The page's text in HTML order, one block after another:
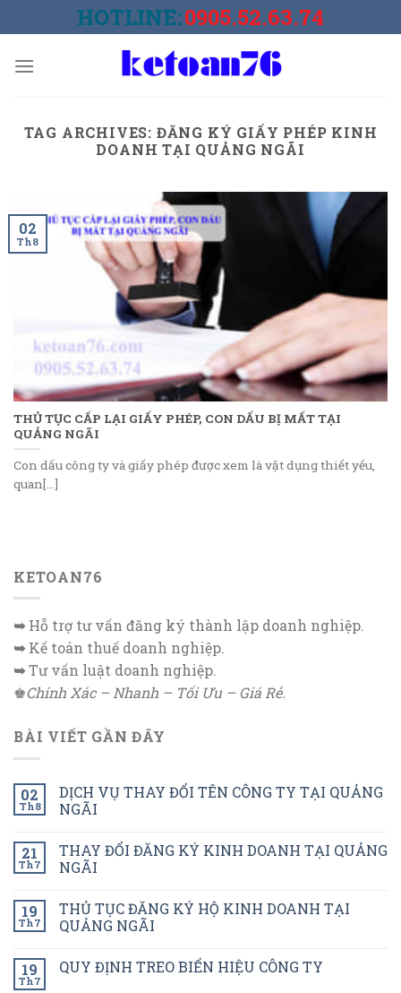
to
HOTLINE:0905.52.63.74
TAG ARCHIVES: ĐĂNG KÝ GIẤY PHÉP KINH
DOANH TẠI QUẢNG NGÃI
THỦ TỤC CẤP LẠI GIẤY PHÉP, CON DẤU BỊ MẤT TẠI
QUẢNG NGÃI
Con dấu công ty và giấy phép được xem là vật dụng thiết yếu,
quan[...]
02
Th8
KETOAN76
➥Hỗ trợ tư vấn đăng ký thành lập doanh nghiệp.
➥Kế toán thuế doanh nghiệp.
➥Tư vấn luật doanh nghiệp.
♚Chính Xác – Nhanh – Tối Ưu – Giá Rẻ.
BÀI VIẾT GẦN ĐÂY
02
Th8
DỊCH VỤ THAY ĐỔI TÊN CÔNG TY TẠI QUẢNG
NGÃI
21
Th7
THAY ĐỔI ĐĂNG KÝ KINH DOANH TẠI QUẢNG
NGÃI
19
Th7
THỦ TỤC ĐĂNG KÝ HỘ KINH DOANH TẠI
QUẢNG NGÃI
19
Th7
QUY ĐỊNH TREO BIỂN HIỆU CÔNG TY